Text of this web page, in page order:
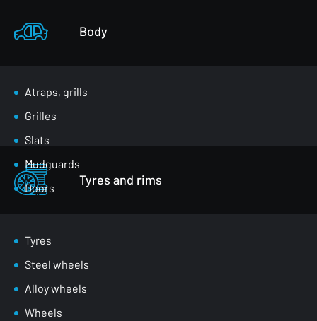
Body
Atraps, grills
Grilles
Slats
Mudguards
Doors
Mirrors
Masks
Wheel arches
Front belts
Tyres and rims
Tyres
Steel wheels
Alloy wheels
Wheels